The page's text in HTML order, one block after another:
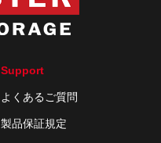
Support
よくあるご質問
製品保証規定